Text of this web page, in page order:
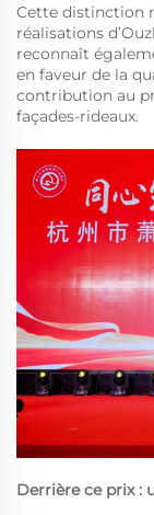
Cette distinction
réalisations
reconnaît
en faveur de la
contribution au
façades-rideaux.
Derrière ce prix :